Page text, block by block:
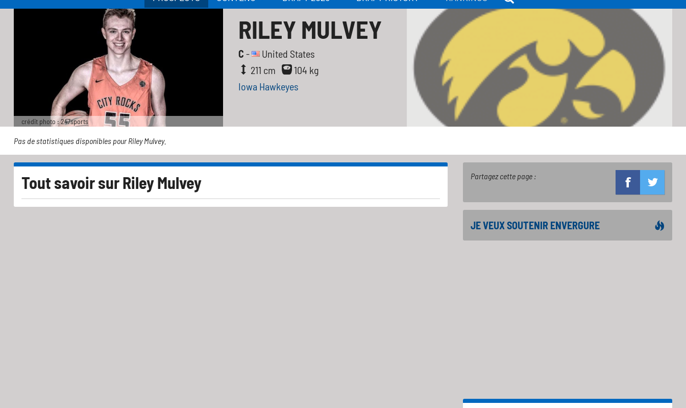
crédit photo : 247sports
RILEY MULVEY
C -
United States
211 cm
104 kg
Iowa Hawkeyes
Pas de statistiques disponibles pour Riley Mulvey.
Tout savoir surRiley Mulvey Partagez cette page :
JE VEUX SOUTENIR ENVERGURE